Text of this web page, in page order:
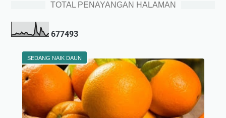
TOTAL PENAYANGAN HALAMAN
677493
SEDANG NAIK DAUN